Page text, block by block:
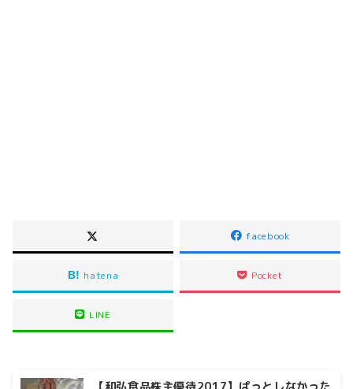
facebook
hatena Pocket
LINE